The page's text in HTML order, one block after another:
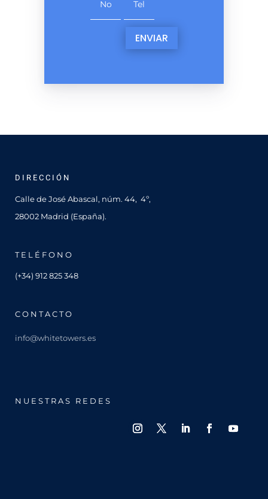
ENVIAR
DIRECCIÓN
Calle de José Abascal, núm. 44, 4º,
28002 Madrid (España).
TELÉFONO
(+34) 912 825 348
CONTACTO
info@whitetowers.es
NUESTRAS REDES